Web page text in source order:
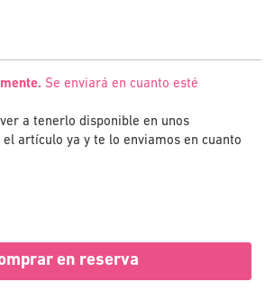
Se enviará en cuanto esté
a tenerlo disponible en unos
el artículo ya y te lo enviamos en cuanto
en reserva